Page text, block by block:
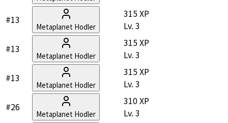
#13
Metaplanet Hodler
315 XP
Lv. 3
#13
Metaplanet Hodler
315 XP
Lv. 3
#13
Metaplanet Hodler
315 XP
Lv. 3
#26
Metaplanet Hodler
310 XP
Lv. 3